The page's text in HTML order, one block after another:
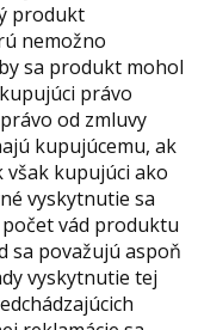
produkt
nemožno
sa produkt mohol
právo
od zmluvy
kupujúcemu, ak
však kupujúci ako
vyskytnutie sa
vád produktu
sa považujú aspoň
vyskytnutie tej